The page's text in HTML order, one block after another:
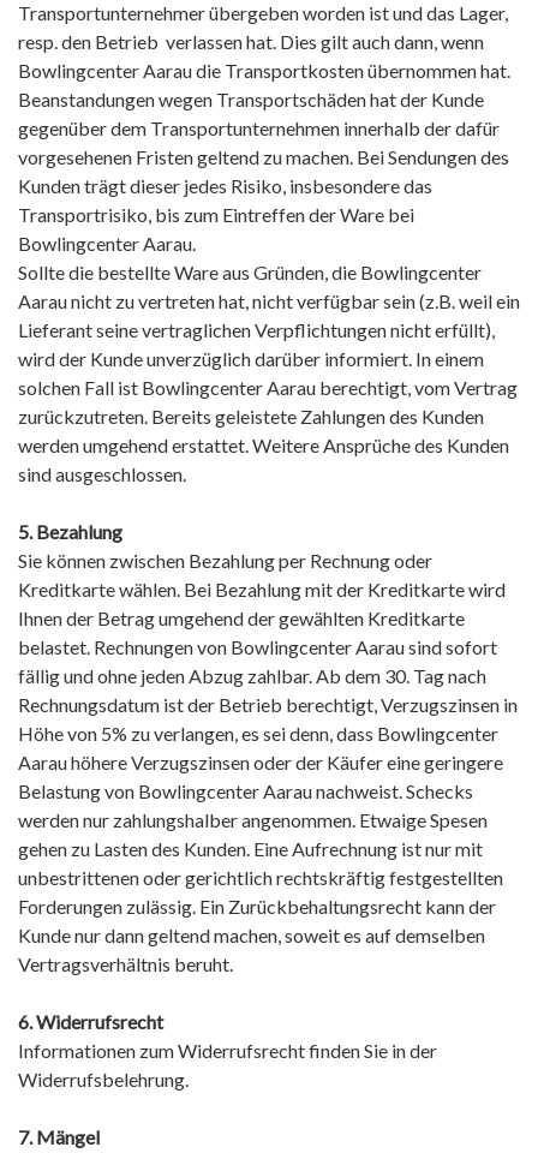
Transportunternehmer übergeben worden ist und das Lager,
resp. den Betrieb verlassen hat. Dies gilt auch dann, wenn
Bowlingcenter Aarau die Transportkosten übernommen hat.
Beanstandungen wegen Transportschäden hat der Kunde
gegenüber dem Transportunternehmen innerhalb der dafür
vorgesehenen Fristen geltend zu machen. Bei Sendungen des
Kunden trägt dieser jedes Risiko, insbesondere das
Transportrisiko, bis zum Eintreffen der Ware bei
Bowlingcenter Aarau.
Sollte die bestellte Ware aus Gründen, die Bowlingcenter
Aarau nicht zu vertreten hat, nicht verfügbar sein (z.B. weil ein
Lieferant seine vertraglichen Verpflichtungen nicht erfüllt),
wird der Kunde unverzüglich darüber informiert. In einem
solchen Fall ist Bowlingcenter Aarau berechtigt, vom Vertrag
zurückzutreten. Bereits geleistete Zahlungen des Kunden
werden umgehend erstattet. Weitere Ansprüche des Kunden
sind ausgeschlossen.
5. Bezahlung
Sie können zwischen Bezahlung per Rechnung oder
Kreditkarte wählen. Bei Bezahlung mit der Kreditkarte wird
Ihnen der Betrag umgehend der gewählten Kreditkarte
belastet. Rechnungen von Bowlingcenter Aarau sind sofort
fällig und ohne jeden Abzug zahlbar. Ab dem 30. Tag nach
Rechnungsdatum ist der Betrieb berechtigt, Verzugszinsen in
Höhe von 5% zu verlangen, es sei denn, dass Bowlingcenter
Aarau höhere Verzugszinsen oder der Käufer eine geringere
Belastung von Bowlingcenter Aarau nachweist. Schecks
werden nur zahlungshalber angenommen. Etwaige Spesen
gehen zu Lasten des Kunden. Eine Aufrechnung ist nur mit
unbestrittenen oder gerichtlich rechtskräftig festgestellten
Forderungen zulässig. Ein Zurückbehaltungsrecht kann der
Kunde nur dann geltend machen, soweit es auf demselben
Vertragsverhältnis beruht.
6. Widerrufsrecht
Informationen zum Widerrufsrecht finden Sie in der
Widerrufsbelehrung.
7. Mängel